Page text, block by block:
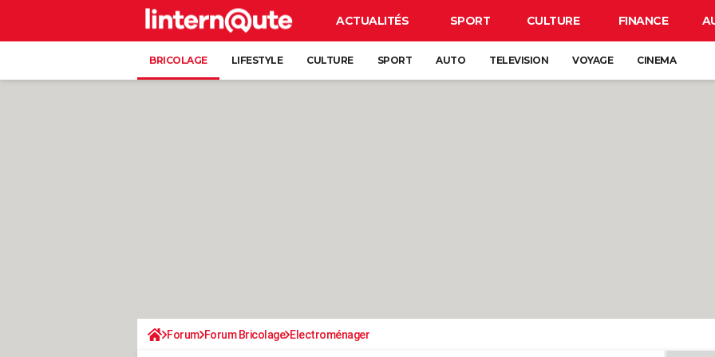
ACTUALITÉS SPORT CULTURE FINANCE
BRICOLAGE LIFESTYLE CULTURE SPORT AUTO TELEVISION VOYAGE CINEMA
Forum Forum Bricolage Electroménager